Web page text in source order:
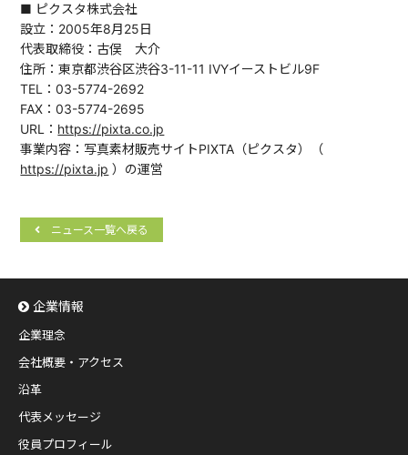
■ ピクスタ株式会社
設立：2005年8月25日
代表取締役：古俣 大介
住所：東京都渋谷区渋谷3-11-11 IVYイーストビル9F
TEL：03-5774-2692
FAX：03-5774-2695
URL： https://pixta.co.jp
事業内容：写真素材販売サイトPIXTA（ピクスタ）（
https://pixta.jp ）の運営
ニュース一覧へ戻る
企業情報
企業理念
会社概要・アクセス
沿革
代表メッセージ
役員プロフィール